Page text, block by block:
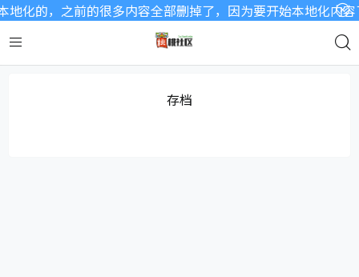
化的，之前的很多内容全部删掉了，因为要开始本地化内
存档